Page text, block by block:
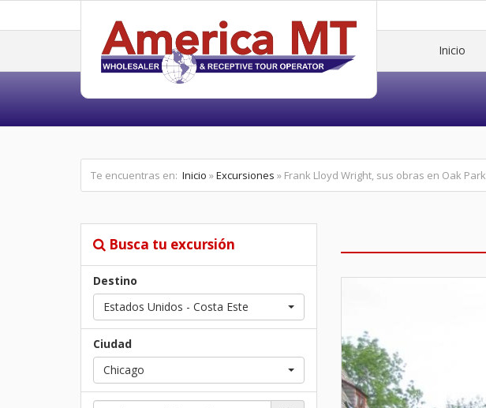
Inicio
Te encuentras en: Inicio »Excursiones » Frank Lloyd Wright, sus obras en Oak Park
Busca tu excursión
Destino
Estados Unidos - Costa Este
Ciudad
Chicago